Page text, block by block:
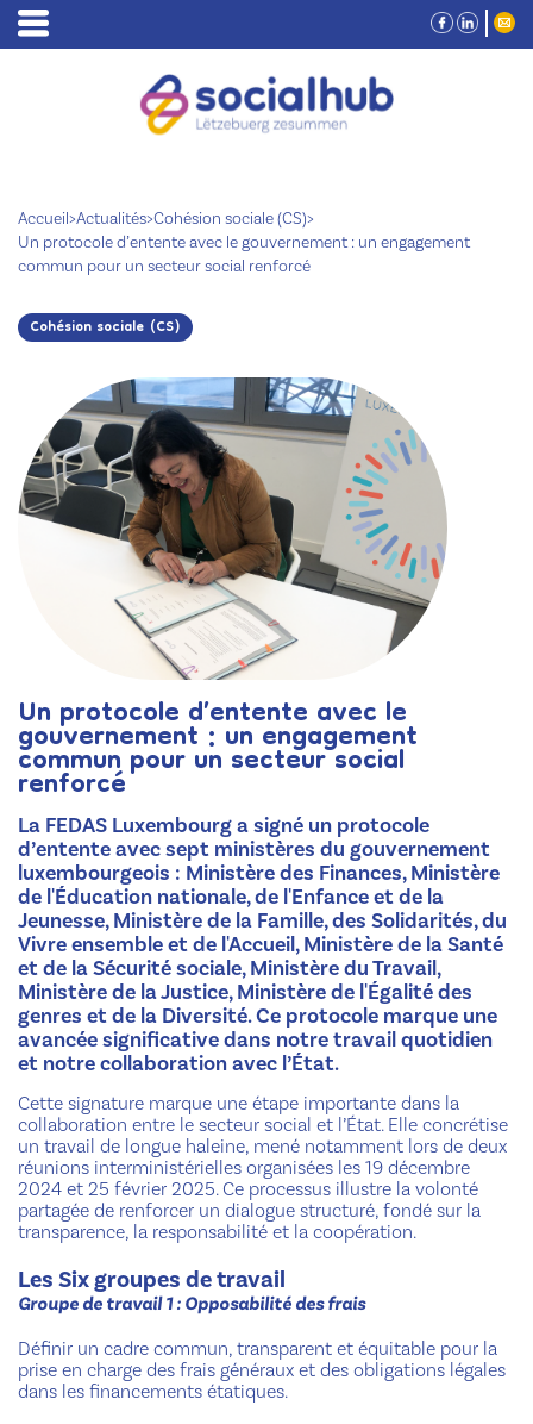
Accueil>Actualités>Cohésion sociale (CS)>
Un protocole d’entente avec le gouvernement : un engagement
commun pour un secteur social renforcé
Cohésion sociale (CS)
Un protocole d’entente avec le
gouvernement : un engagement
commun pour un secteur social
renforcé
La FEDAS Luxembourg a signé un protocole
d’entente avec sept ministères du gouvernement
luxembourgeois : Ministère des Finances, Ministère
de l'Éducation nationale, de l'Enfance et de la
Jeunesse, Ministère de la Famille, des Solidarités, du
Vivre ensemble et de l'Accueil, Ministère de la Santé
et de la Sécurité sociale, Ministère du Travail,
Ministère de la Justice, Ministère de l'Égalité des
genres et de la Diversité. Ce protocole marque une
avancée significative dans notre travail quotidien
et notre collaboration avec l’État.
Cette signature marque une étape importante dans la
collaboration entre le secteur social et l’État. Elle concrétise
un travail de longue haleine, mené notamment lors de deux
réunions interministérielles organisées les 19 décembre
2024 et 25 février 2025. Ce processus illustre la volonté
partagée de renforcer un dialogue structuré, fondé sur la
transparence, la responsabilité et la coopération.
Les Six groupes de travail
Groupe de travail 1 : Opposabilité des frais
Définir un cadre commun, transparent et équitable pour la
prise en charge des frais généraux et des obligations légales
dans les financements étatiques.